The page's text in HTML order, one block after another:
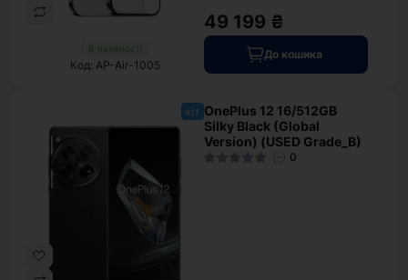
В наявності
Код: AP-Air-1005
49 199 ₴
До кошика
хіт OnePlus 12 16/512GB
Silky Black (Global
Version) (USED Grade_B)
0